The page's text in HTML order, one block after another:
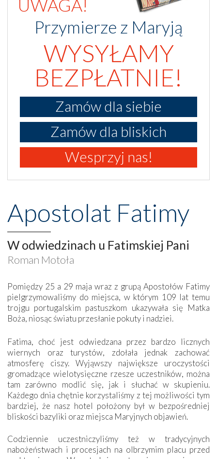
UWAGA!
Przymierze z Maryją
WYSYŁAMY
BEZPŁATNIE!
Zamów dla siebie
Zamów dla bliskich
Wesprzyj nas!
Apostolat Fatimy
W odwiedzinach u Fatimskiej Pani
Roman Motoła
Pomiędzy 25 a 29 maja wraz z grupą Apostołów Fatimy
pielgrzymowaliśmy do miejsca, w którym 109 lat temu
trojgu portugalskim pastuszkom ukazywała się Matka
Boża, niosąc światu przesłanie pokuty i nadziei.
Fatima, choć jest odwiedzana przez bardzo licznych
wiernych oraz turystów, zdołała jednak zachować
atmosferę ciszy. Wyjąwszy największe uroczystości
gromadzące wielotysięczne rzesze uczestników, można
tam zarówno modlić się, jak i słuchać w skupieniu.
Każdego dnia chętnie korzystaliśmy z tej możliwości tym
bardziej, że nasz hotel położony był w bezpośredniej
bliskości bazyliki oraz miejsca Maryjnych objawień.
Codziennie uczestniczyliśmy też w tradycyjnych
nabożeństwach i procesjach na olbrzymim placu przed